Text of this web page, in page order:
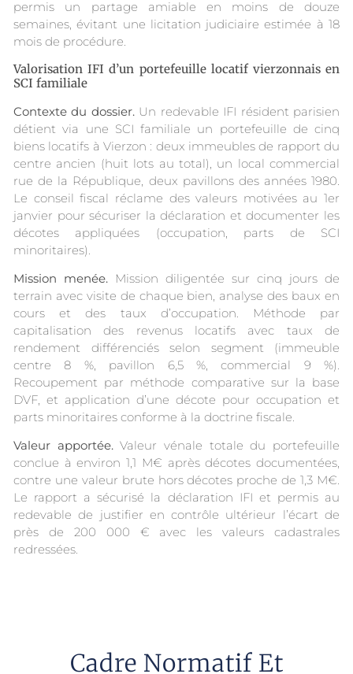
permis un partage amiable en moins de douze
semaines, évitant une licitation judiciaire estimée à 18
mois de procédure.
Valorisation IFI d’un portefeuille locatif vierzonnais en
SCI familiale
Contexte du dossier. Un redevable IFI résident parisien
détient via une SCI familiale un portefeuille de cinq
biens locatifs à Vierzon : deux immeubles de rapport du
centre ancien (huit lots au total), un local commercial
rue de la République, deux pavillons des années 1980.
Le conseil fiscal réclame des valeurs motivées au 1er
janvier pour sécuriser la déclaration et documenter les
décotes appliquées (occupation, parts de SCI
minoritaires).
Mission menée. Mission diligentée sur cinq jours de
terrain avec visite de chaque bien, analyse des baux en
cours et des taux d’occupation. Méthode par
capitalisation des revenus locatifs avec taux de
rendement différenciés selon segment (immeuble
centre 8 %, pavillon 6,5 %, commercial 9 %).
Recoupement par méthode comparative sur la base
DVF, et application d’une décote pour occupation et
parts minoritaires conforme à la doctrine fiscale.
Valeur apportée.Valeur vénale totale du portefeuille
conclue à environ 1,1 M€ après décotes documentées,
contre une valeur brute hors décotes proche de 1,3 M€.
Le rapport a sécurisé la déclaration IFI et permis au
redevable de justifier en contrôle ultérieur l’écart de
près de 200 000 € avec les valeurs cadastrales
redressées.
Cadre Normatif Et